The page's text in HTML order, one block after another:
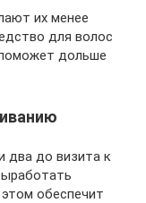
их менее
для волос
дольше
два до визита к
обеспечит